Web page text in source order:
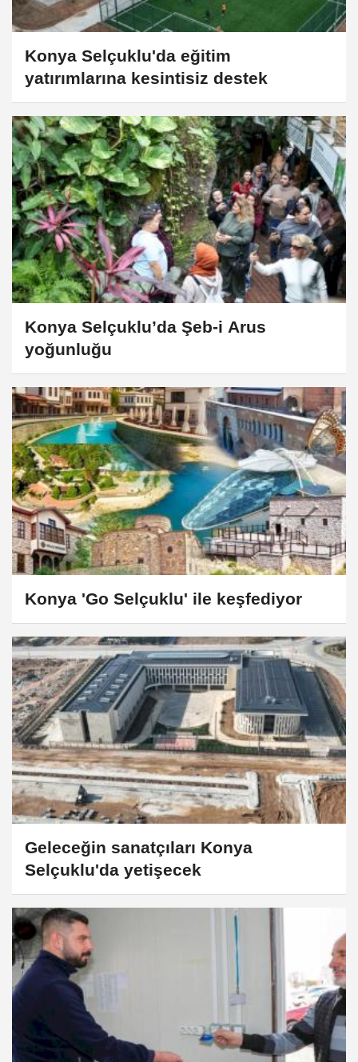
Konya Selçuklu'da eğitim
yatırımlarına kesintisiz destek
Konya Selçuklu’da Şeb-i Arus
yoğunluğu
Konya 'Go Selçuklu' ile keşfediyor
Geleceğin sanatçıları Konya
Selçuklu'da yetişecek